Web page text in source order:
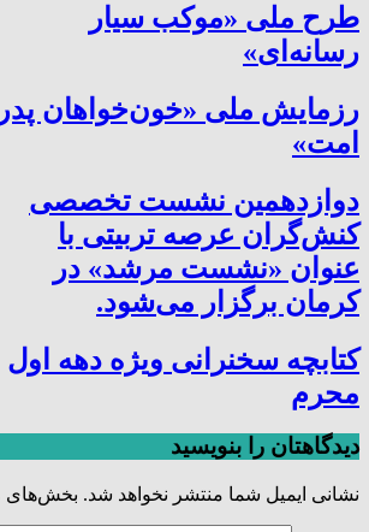
طرح ملی «موکب سیار
رسانه‌ای»
رزمایش ملی «خون‌خواهان پدر
امت»
دوازدهمین نشست تخصصی
کنش‌گران عرصه تربیتی با
عنوان «نشست مرشد» در
کرمان برگزار می‌شود.
کتابچه سخنرانی ویژه دهه اول
محرم
دیدگاهتان را بنویسید
نشانی ایمیل شما منتشر نخواهد شد. بخش‌های